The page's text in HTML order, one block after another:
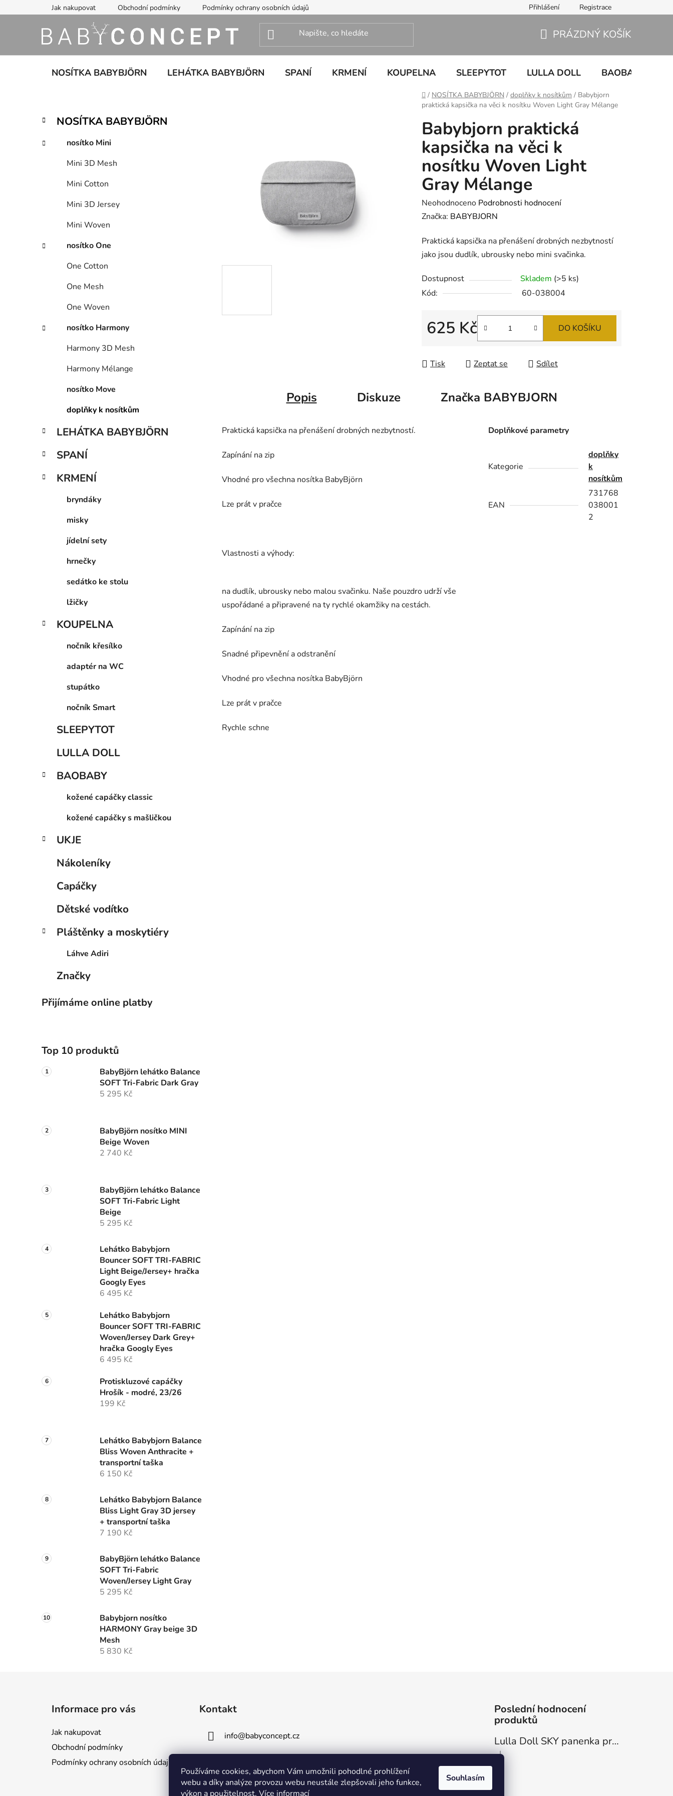
Používáme cookies, abychom Vám umožnili pohodlné prohlížení
webu a díky analýze provozu webu neustále zlepšovali jeho funkce,
výkon a použitelnost. Více informací
Souhlasím
na
Jak nakupovat Obchodní podmínky Podmínky ochrany osobních údajů Přihlášení Registrace
KOŠÍK
PRÁZDNÝ KOŠÍK
NOSÍTKA BABYBJÖRN LEHÁTKA BABYBJÖRN SPANÍ KRMENÍ KOUPELNA SLEEPYTOT LULLA DOLL BAOBABY
Domů
/ NOSÍTKA BABYBJÖRN / doplňky k nosítkům / Babybjorn
praktická kapsička na věci k nosítku Woven Light Gray Mélange
P
s
a
Přeskočit
kategorie
K
a
e
NOSÍTKA BABYBJÖRN
nosítko Mini
Mini 3D Mesh
Mini Cotton
Mini 3D Jersey
Mini Woven
nosítko One
One Cotton
One Mesh
One Woven
nosítko Harmony
Harmony 3D Mesh
Harmony Mélange
nosítko Move
doplňky k nosítkům
LEHÁTKA BABYBJÖRN
SPANÍ
KRMENÍ
bryndáky
misky
jídelní sety
hrnečky
sedátko ke stolu
lžičky
KOUPELNA
nočník křesílko
adaptér na WC
stupátko
nočník Smart
SLEEPYTOT
LULLA DOLL
BAOBABY
kožené capáčky classic
kožené capáčky s mašličkou
UKJE
Nákoleníky
Capáčky
Dětské vodítko
Pláštěnky a moskytiéry
Láhve Adiri
Značky
Přijímáme online platby
Top 10 produktů
BabyBjörn lehátko Balance
SOFT Tri-Fabric Dark Gray
5 295 Kč
BabyBjörn nosítko MINI
Beige Woven
2 740 Kč
BabyBjörn lehátko Balance
SOFT Tri-Fabric Light
Beige
5 295 Kč
Lehátko Babybjorn
Bouncer SOFT TRI-FABRIC
Light Beige/Jersey+ hračka
Googly Eyes
6 495 Kč
Lehátko Babybjorn
Bouncer SOFT TRI-FABRIC
Woven/Jersey Dark Grey+
hračka Googly Eyes
6 495 Kč
Protiskluzové capáčky
Hrošík - modré, 23/26
199 Kč
Lehátko Babybjorn Balance
Bliss Woven Anthracite +
transportní taška
6 150 Kč
Lehátko Babybjorn Balance
Bliss Light Gray 3D jersey
+ transportní taška
7 190 Kč
BabyBjörn lehátko Balance
SOFT Tri-Fabric
Woven/Jersey Light Gray
5 295 Kč
Babybjorn nosítko
HARMONY Gray beige 3D
Mesh
5 830 Kč
Babybjorn praktická
kapsička na věci k
nosítku Woven Light
Gray Mélange
Průměrné
hodnocení
je
0,0
5
hvězdiček.
Neohodnoceno Podrobnosti hodnocení
Značka: BABYBJORN
Praktická kapsička na přenášení drobných nezbytností
jako jsou dudlík, ubrousky nebo mini svačinka.
Dostupnost Skladem (>5 ks)
Kód:
60-038004
625 Kč DO KOŠÍKU
Tisk Zeptat se Sdílet
Popis Diskuze Značka BABYBJORN
Praktická kapsička na přenášení drobných nezbytností.
Zapínání na zip
Vhodné pro všechna nosítka BabyBjörn
Lze prát v pračce
Vlastnosti a výhody:
na dudlík, ubrousky nebo malou svačinku. Naše pouzdro udrží vše
uspořádané a připravené na ty rychlé okamžiky na cestách.
Zapínání na zip
Snadné připevnění a odstranění
Vhodné pro všechna nosítka BabyBjörn
Lze prát v pračce
Rychle schne
Doplňkové parametry
Kategorie
doplňky
k
nosítkům
EAN
731768
038001
2
Informace pro vás
Jak nakupovat
Obchodní podmínky
Podmínky ochrany osobních údajů
Kontakt
info@babyconcept.cz
Poslední hodnocení
produktů
Lulla Doll SKY panenka pro uspávání miminek
Hodnocení produktu je 5 z 5 hvězdiček.
|